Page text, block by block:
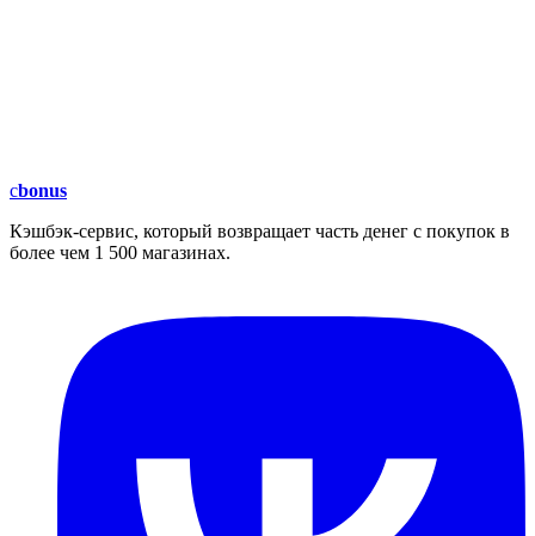
cbonus
Кэшбэк-сервис, который возвращает часть денег с покупок в
более чем 1 500 магазинах.